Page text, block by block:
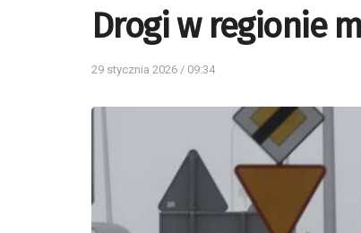
Drogi w regionie
29 stycznia 2026 / 09:34